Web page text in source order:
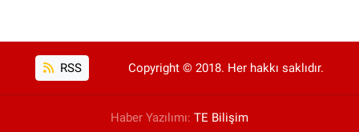
RSS Copyright © 2018. Her hakkı saklıdır.
Haber Yazılımı: TE Bilişim